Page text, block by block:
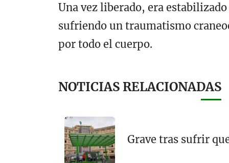
Una vez liberado, era
sufriendo un traumatismo
por todo el cuerpo.
NOTICIAS RELACIONADAS
Grave tras sufrir